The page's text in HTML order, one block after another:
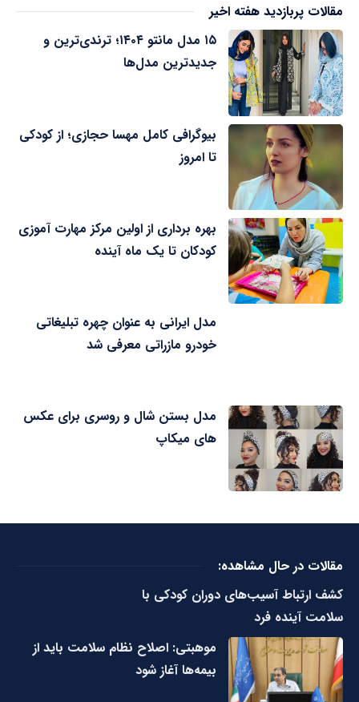
مقالات پربازدید هفته اخیر
۱۵ مدل مانتو ۱۴۰۴؛ ترندی‌ترین و
جدیدترین مدل‌ها
بیوگرافی کامل مهسا حجازی؛ از کودکی
تا امروز
بهره برداری از اولین مرکز مهارت آموزی
کودکان تا یک ماه آینده
مدل ایرانی به عنوان چهره تبلیغاتی
خودرو مازراتی معرفی شد
مدل بستن شال و روسری برای عکس
های میکاپ
مقالات در حال مشاهده:
کشف ارتباط آسیب‌های دوران کودکی با
سلامت آینده فرد
موهبتی: اصلاح نظام سلامت باید از
بیمه‌ها آغاز شود